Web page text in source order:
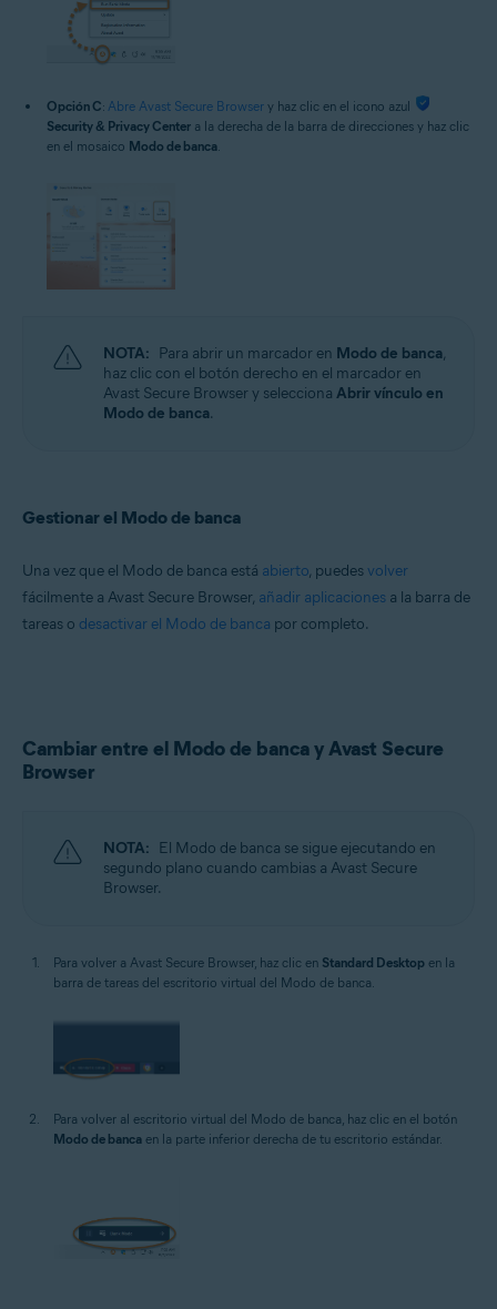
Opción C: Abre Avast Secure Browser y haz clic en el icono azul
Security & Privacy Center a la derecha de la barra de direcciones y haz clic
en el mosaico Modo de banca.
NOTA: Para abrir un marcador en Modo de banca,
haz clic con el botón derecho en el marcador en
Avast Secure Browser y selecciona Abrir vínculo en
Modo de banca.
Gestionar el Modo de banca
Una vez que el Modo de banca está abierto, puedesvolver
fácilmente a Avast Secure Browser, añadir aplicaciones a la barra de
tareas o desactivar el Modo de banca por completo.
Cambiar entre el Modo de banca y Avast Secure
Browser
NOTA: El Modo de banca se sigue ejecutando en
segundo plano cuando cambias a Avast Secure
Browser.
Para volver a Avast Secure Browser, haz clic en Standard Desktop en la
barra de tareas del escritorio virtual del Modo de banca.
Para volver al escritorio virtual del Modo de banca, haz clic en el botón
Modo de banca en la parte inferior derecha de tu escritorio estándar.